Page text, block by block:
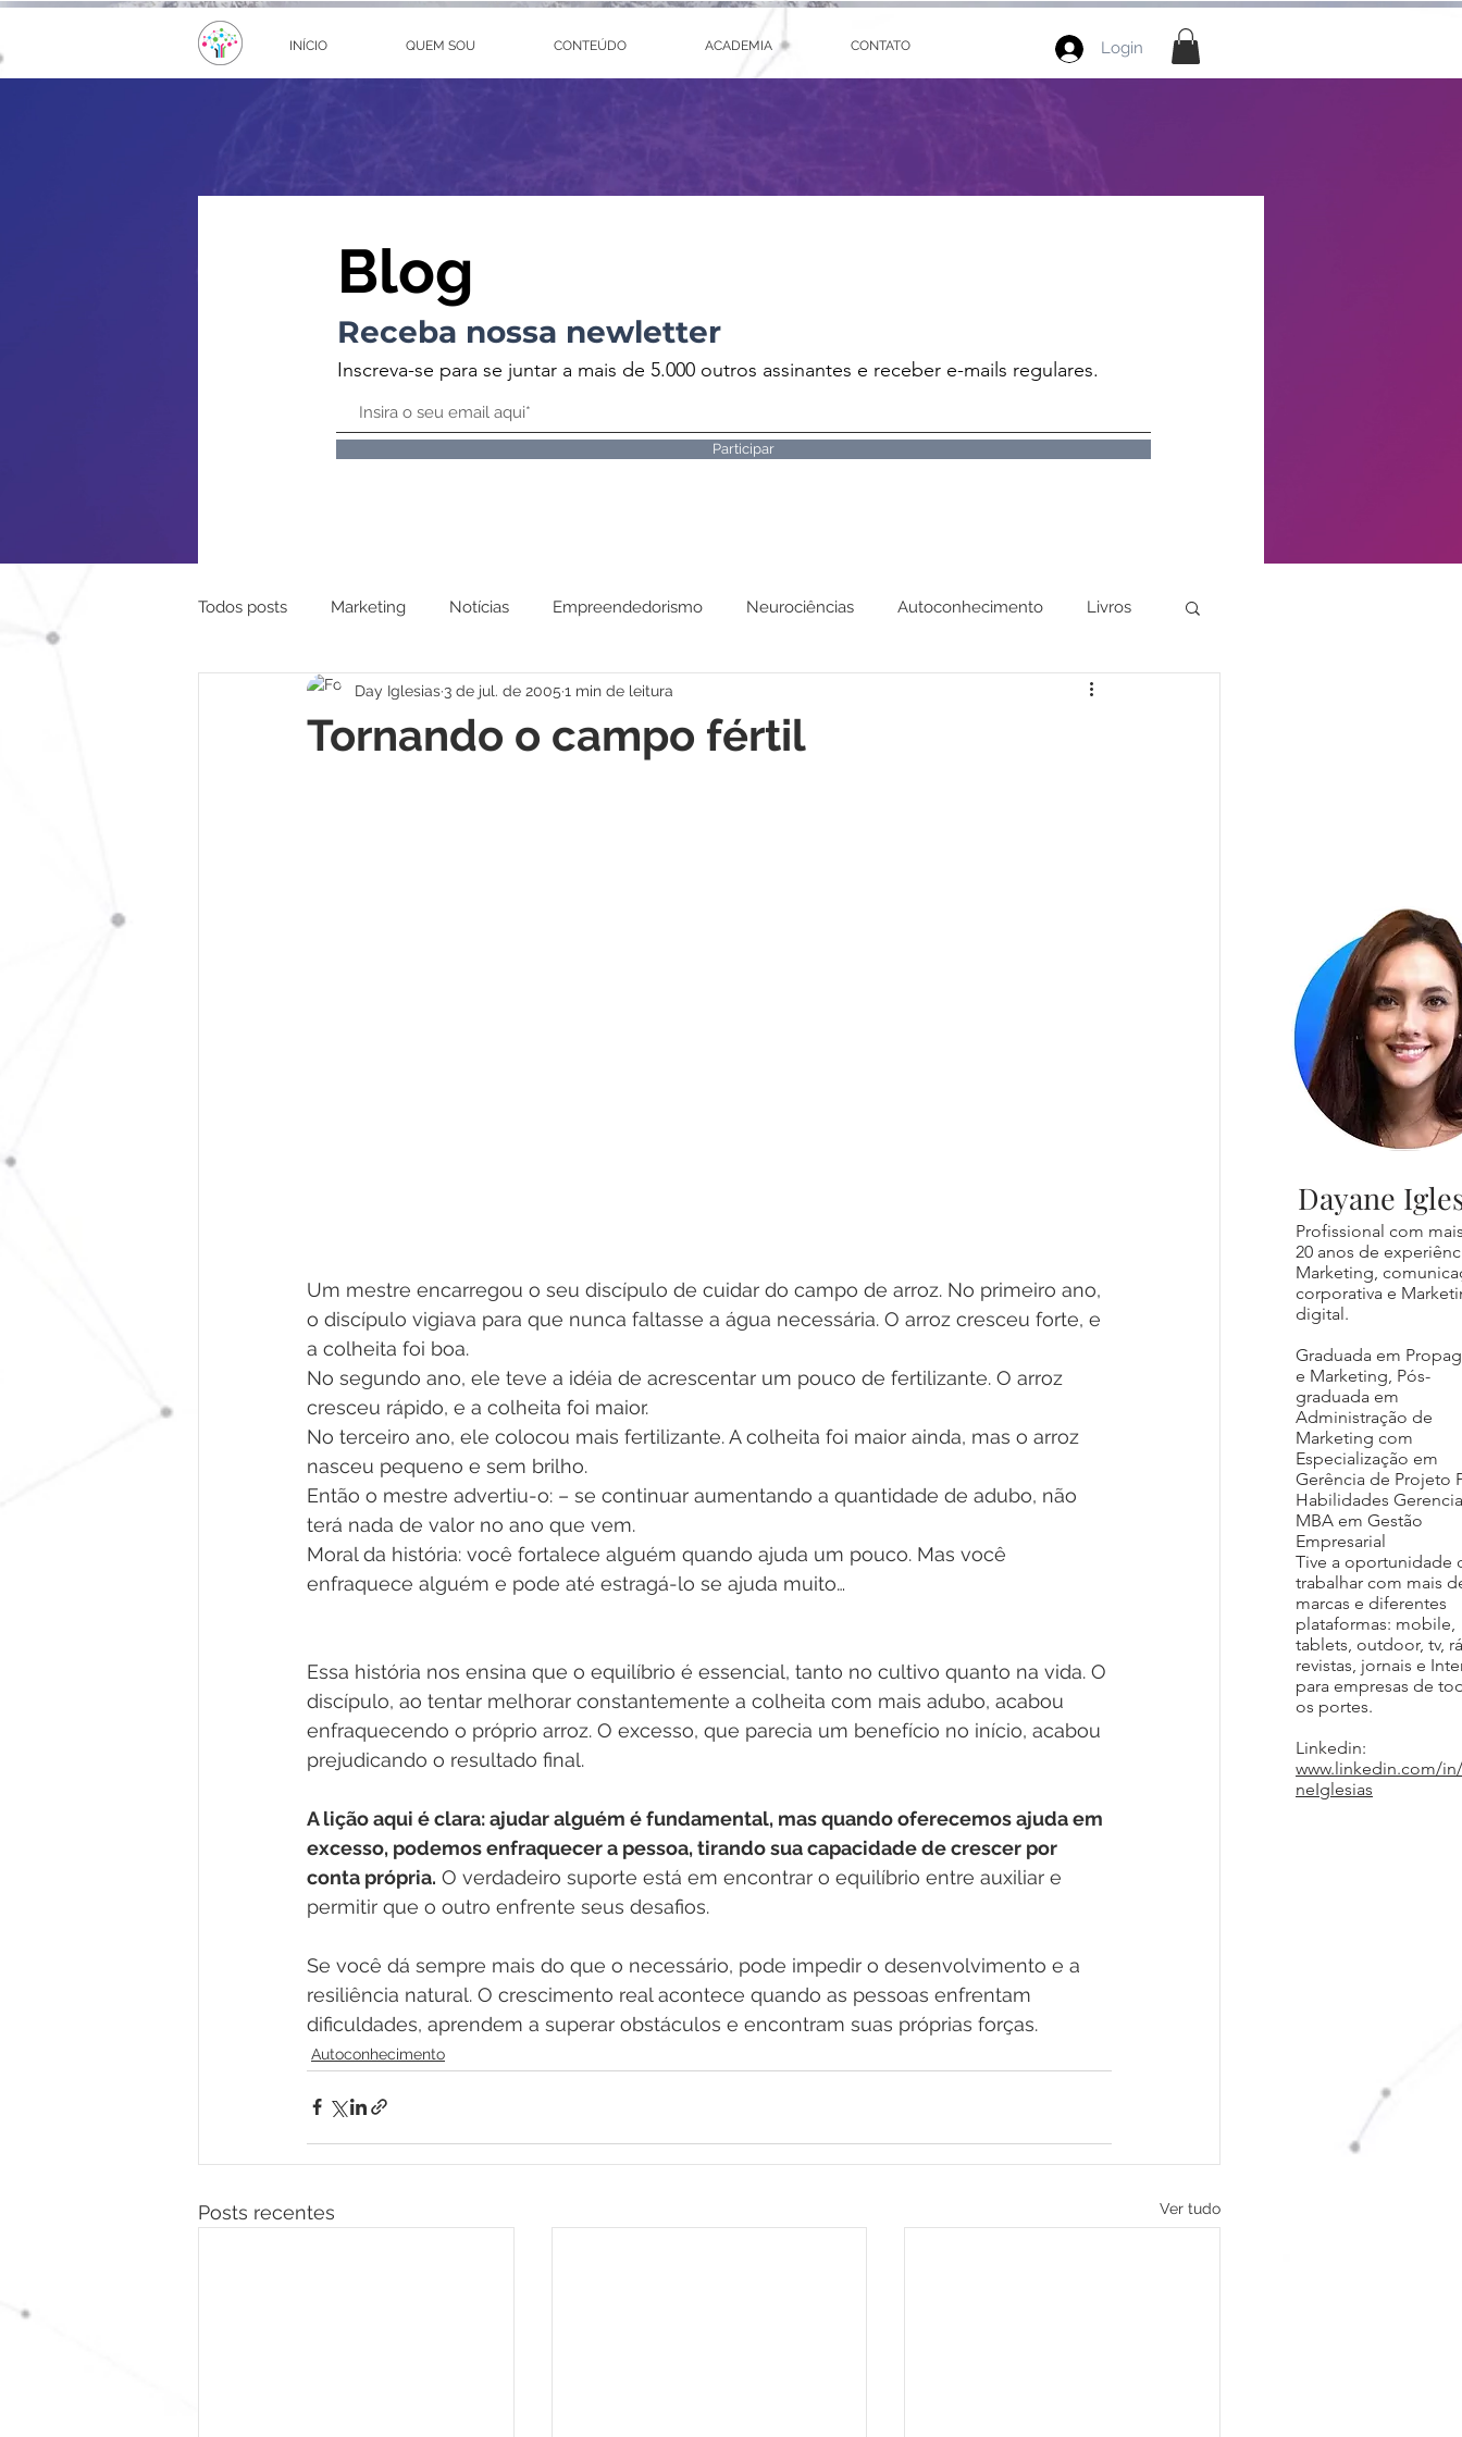
INÍCIO QUEM SOU CONTEÚDO ACADEMIA CONTATO Login
Blog
Receba nossa newletter
Inscreva-se para se juntar a mais de 5.000 outros assinantes e receber e-mails regulares.
Participar
Todos posts Marketing Notícias Empreendedorismo Neurociências Autoconhecimento Livros
Pessoal Mapa Mental Parábolas
Tornando o campo fértil
Day Iglesias 3 de jul. de 2005 1 min de leitura
Um mestre encarregou o seu discípulo de cuidar do campo de arroz. No primeiro ano,
o discípulo vigiava para que nunca faltasse a água necessária. O arroz cresceu forte, e
a colheita foi boa.
No segundo ano, ele teve a idéia de acrescentar um pouco de fertilizante. O arroz
cresceu rápido, e a colheita foi maior.
No terceiro ano, ele colocou mais fertilizante. A colheita foi maior ainda, mas o arroz
nasceu pequeno e sem brilho.
Então o mestre advertiu-o: – se continuar aumentando a quantidade de adubo, não
terá nada de valor no ano que vem.
Moral da história: você fortalece alguém quando ajuda um pouco. Mas você
enfraquece alguém e pode até estragá-lo se ajuda muito…
Essa história nos ensina que o equilíbrio é essencial, tanto no cultivo quanto na vida. O
discípulo, ao tentar melhorar constantemente a colheita com mais adubo, acabou
enfraquecendo o próprio arroz. O excesso, que parecia um benefício no início, acabou
prejudicando o resultado final.
A lição aqui é clara: ajudar alguém é fundamental, mas quando oferecemos ajuda em
excesso, podemos enfraquecer a pessoa, tirando sua capacidade de crescer por
conta própria. O verdadeiro suporte está em encontrar o equilíbrio entre auxiliar e
permitir que o outro enfrente seus desafios.
Se você dá sempre mais do que o necessário, pode impedir o desenvolvimento e a
resiliência natural. O crescimento real acontece quando as pessoas enfrentam
dificuldades, aprendem a superar obstáculos e encontram suas próprias forças.
Autoconhecimento
Posts recentes Ver tudo
Dayane
Profissional com
20 anos de
Marketing,
corporativa e
digital.
Graduada em
e Marketing, Pós-
graduada em
Administração de
Marketing com
Especialização em
Gerência de Projeto
Habilidades
MBA em Gestão
Empresarial
Tive a oportunidade
trabalhar com mais
marcas e diferentes
plataformas: mobile,
tablets, outdoor, tv,
revistas, jornais e
para empresas de
os portes.
Linkedin:
www.linkedin.com/
neIglesias